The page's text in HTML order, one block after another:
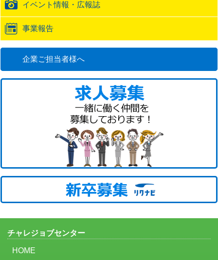
イベント情報・広報誌
事業報告
企業ご担当者様へ
チャレジョブセンター
HOME